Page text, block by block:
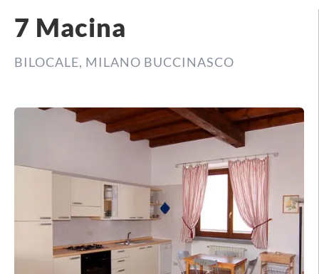
7 Macina
BILOCALE, MILANO BUCCINASCO